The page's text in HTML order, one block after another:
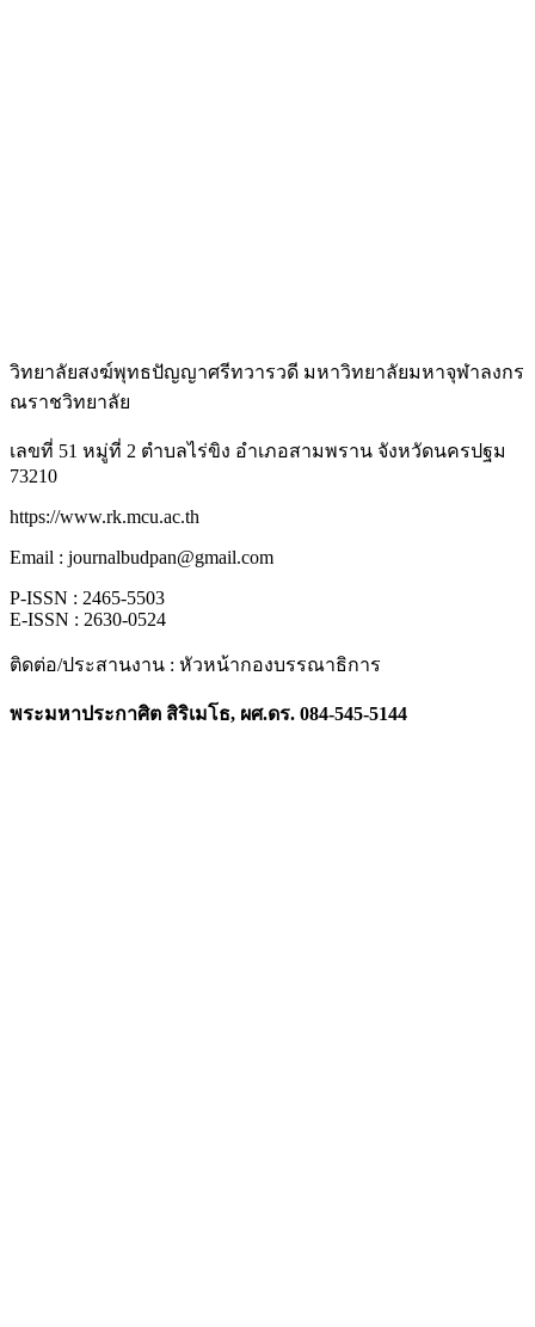
วิทยาลัยสงฆ์พุทธปัญญาศรีทวารวดี มหาวิทยาลัยมหาจุฬาลงกร
ณราชวิทยาลัย
เลขที่ 51 หมู่ที่ 2 ตำบลไร่ขิง อำเภอสามพราน จังหวัดนครปฐม
73210
https://www.rk.mcu.ac.th
Email : journalbudpan@gmail.com
P-ISSN : 2465-5503
E-ISSN : 2630-0524
ติดต่อ/ประสานงาน : หัวหน้ากองบรรณาธิการ
พระมหาประกาศิต สิริเมโธ, ผศ.ดร. 084-545-5144